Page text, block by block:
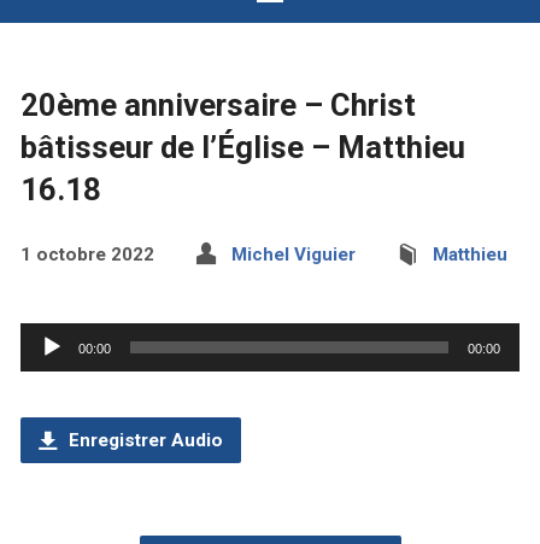
20ème anniversaire – Christ
bâtisseur de l’Église – Matthieu
16.18
1 octobre 2022 Michel Viguier Matthieu
Lecteur
audio
00:00 00:00
Enregistrer Audio